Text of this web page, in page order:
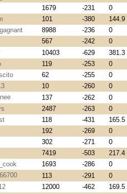
1679 -231 0
101 -380 144.9
8988 -236 0
567 -242 0
10403 -629 381.3
119 -253 0
62 -255 0
10 -260 0
137 -262 0
2487 -263 0
118 -431 165.5
192 -269 0
302 -271 0
7419 -503 217.4
1693 -286 0
113 -291 0
12000 -462 169.5